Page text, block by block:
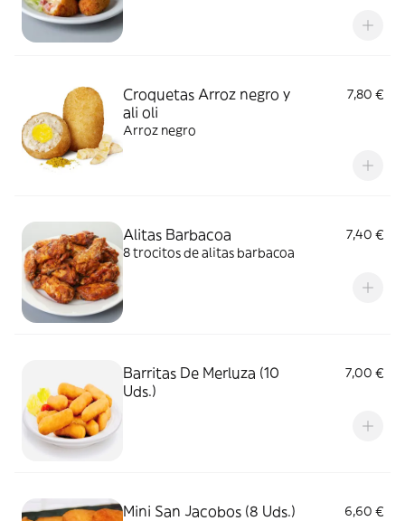
Croquetas Arroz negro y
ali oli
7,80 €
Arroz negro
Alitas Barbacoa
7,40 €
8 trocitos de alitas barbacoa
Barritas De Merluza (10
Uds.)
7,00 €
Mini San Jacobos (8 Uds.) 6,60 €